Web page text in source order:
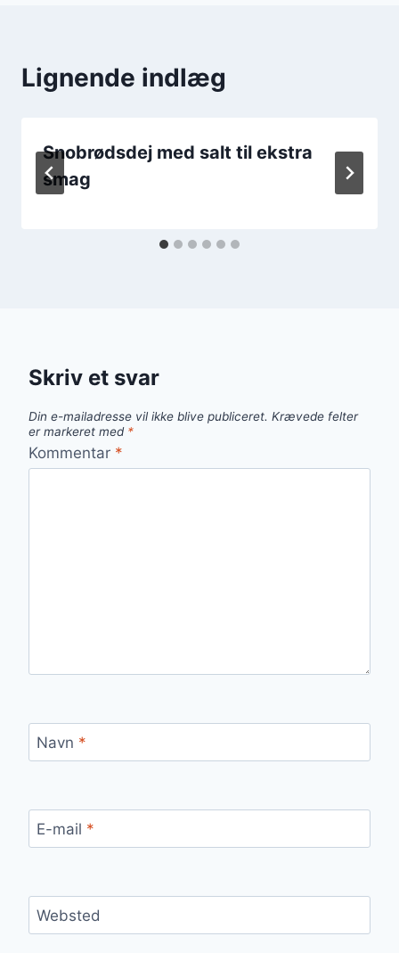
Lignende indlæg
Snobrødsdej med salt til ekstra
smag
Skriv et svar
Din e-mailadresse vil ikke blive publiceret. Krævede felter
er markeret med *
Kommentar *
Navn *
E-mail *
Websted